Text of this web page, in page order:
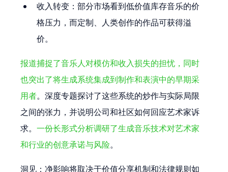
收入转变：部分市场看到低价值库存音乐的价
格压力，而定制、人类创作的作品可获得溢
价。
报道捕捉了音乐人对模仿和收入损失的担忧，同时
也突出了将生成系统集成到制作和表演中的早期采
用者。深度专题探讨了这些系统的炒作与实际局限
之间的张力，并说明公司和社区如何回应艺术家诉
求。一份长形式分析调研了生成音乐技术对艺术家
和行业的创意承诺与风险。
洞见：净影响将取决于价值分享机制和法律规则如